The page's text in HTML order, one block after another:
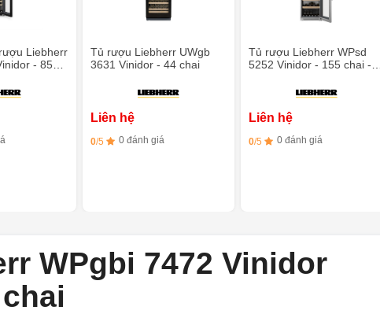
Liebherr
- 85
Tủ rượu Liebherr UWgb
3631 Vinidor - 44 chai
Liên hệ
0/5 0 đánh giá
Tủ rượu Liebherr WPsd
5252 Vinidor - 155 chai - 2
Liên hệ
0/5 0 đánh giá
WPgbi 7472 Vinidor